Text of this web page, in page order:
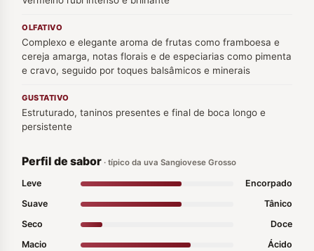
OLFATIVO
Complexo e elegante aroma de frutas como framboesa e
cereja amarga, notas florais e de especiarias como pimenta
e cravo, seguido por toques balsâmicos e minerais
GUSTATIVO
Estruturado, taninos presentes e final de boca longo e
persistente
Perfil de sabor · típico da uva Sangiovese Grosso
Leve
Encorpado
Suave
Tânico
Seco
Doce
Macio
Ácido